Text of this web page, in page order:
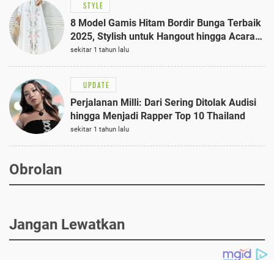
STYLE
8 Model Gamis Hitam Bordir Bunga Terbaik
2025, Stylish untuk Hangout hingga Acara
Semi-Formal
sekitar 1 tahun lalu
UPDATE
Perjalanan Milli: Dari Sering Ditolak Audisi
hingga Menjadi Rapper Top 10 Thailand
sekitar 1 tahun lalu
Obrolan
Jangan Lewatkan